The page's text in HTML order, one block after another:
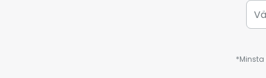
*Minsta